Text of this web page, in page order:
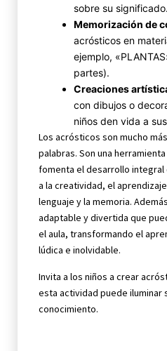
sobre su significado.
Memorización de
acrósticos en
ejemplo,
partes).
Creaciones
con dibujos o
niños den vida a
Los acrósticos son mucho
palabras. Son una
fomenta el desarrollo integral
a la creatividad, el
lenguaje y la memoria.
adaptable y divertida que
el aula, transformando el
lúdica e inolvidable.
Invita a los niños a crear
esta actividad puede iluminar
conocimiento.